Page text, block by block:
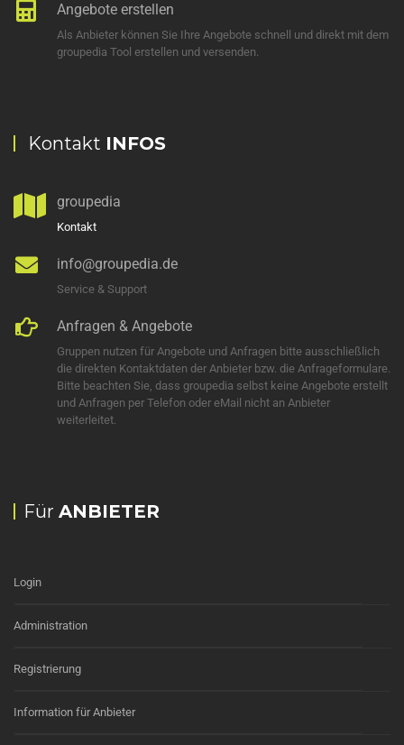
Angebote erstellen
Als Anbieter können Sie Ihre Angebote schnell und direkt mit dem
groupedia Tool erstellen und versenden.
Kontakt INFOS
groupedia
Kontakt
info@groupedia.de
Service & Support
Anfragen & Angebote
Gruppen nutzen für Angebote und Anfragen bitte ausschließlich
die direkten Kontaktdaten der Anbieter bzw. die Anfrageformulare.
Bitte beachten Sie, dass groupedia selbst keine Angebote erstellt
und Anfragen per Telefon oder eMail nicht an Anbieter
weiterleitet.
Für ANBIETER
Login
Administration
Registrierung
Information für Anbieter